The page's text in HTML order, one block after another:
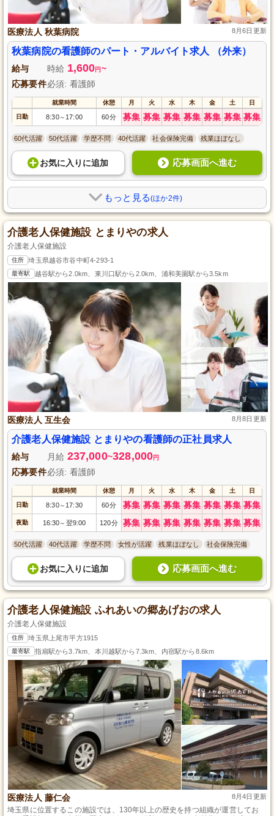
医療法人 秋葉病院 8月6日更新
秋葉病院の看護師のパート・アルバイト求人 （外来）
給与 時給 1,600円 ~
応募要件必須: 看護師
就業時間 休憩 月 火 水 木 金 土 日
日勤 8:30～ 17:00 60分 募集 募集 募集 募集 募集 募集 募集
60代活躍 50代活躍 学歴不問 40代活躍 社会保険完備 残業ほぼなし
お気に入り に追加 応募画面へ進む
もっと見る(ほか2件)
介護老人保健施設 とまりやの求人
介護老人保健施設
住所 埼玉県越谷市谷中町4-293-1
最寄駅 越谷駅から2.0km、東川口駅から2.0km、浦和美園駅から3.5km
医療法人 互生会 8月8日更新
介護老人保健施設 とまりやの看護師の正社員求人
給与 月給 237,000~328,000円
応募要件必須: 看護師
就業時間 休憩 月 火 水 木 金 土 日
日勤 8:30～ 17:30 60分 募集 募集 募集 募集 募集 募集 募集
夜勤 16:30～ 翌9:00 120分 募集 募集 募集 募集 募集 募集 募集
50代活躍 40代活躍 学歴不問 女性が活躍 残業ほぼなし 社会保険完備
お気に入り に追加 応募画面へ進む
介護老人保健施設 ふれあいの郷あげおの求人
介護老人保健施設
住所 埼玉県上尾市平方1915
最寄駅 指扇駅から3.7km、本川越駅から7.3km、内宿駅から8.6km
医療法人 藤仁会 8月4日更新
埼玉県に位置するこの施設では、130年以上の歴史を持つ組織が運営してお